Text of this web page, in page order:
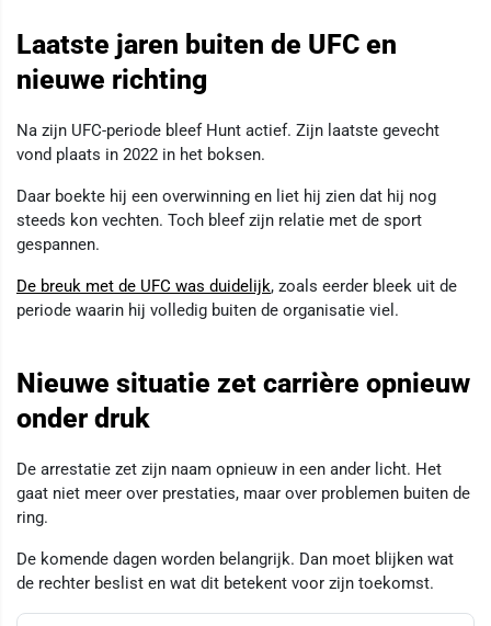
Laatste jaren buiten de UFC en
nieuwe richting
Na zijn UFC-periode bleef Hunt actief. Zijn laatste gevecht
vond plaats in 2022 in het boksen.
Daar boekte hij een overwinning en liet hij zien dat hij nog
steeds kon vechten. Toch bleef zijn relatie met de sport
gespannen.
De breuk met de UFC was duidelijk, zoals eerder bleek uit de
periode waarin hij volledig buiten de organisatie viel.
Nieuwe situatie zet carrière opnieuw
onder druk
De arrestatie zet zijn naam opnieuw in een ander licht. Het
gaat niet meer over prestaties, maar over problemen buiten de
ring.
De komende dagen worden belangrijk. Dan moet blijken wat
de rechter beslist en wat dit betekent voor zijn toekomst.